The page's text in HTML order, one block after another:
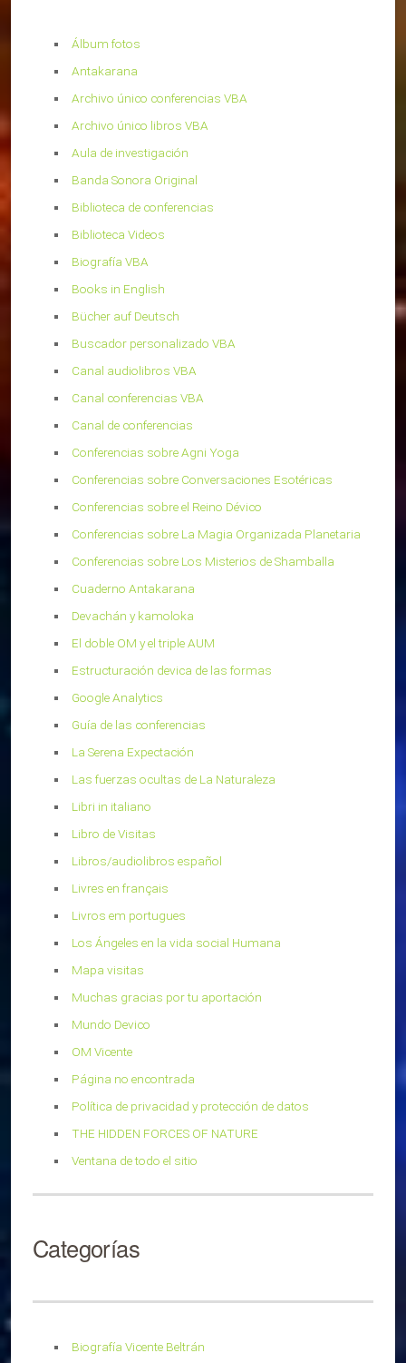
Álbum fotos
Antakarana
Archivo único conferencias VBA
Archivo único libros VBA
Aula de investigación
Banda Sonora Original
Biblioteca de conferencias
Biblioteca Videos
Biografía VBA
Books in English
Bücher auf Deutsch
Buscador personalizado VBA
Canal audiolibros VBA
Canal conferencias VBA
Canal de conferencias
Conferencias sobre Agni Yoga
Conferencias sobre Conversaciones Esotéricas
Conferencias sobre el Reino Dévico
Conferencias sobre La Magia Organizada Planetaria
Conferencias sobre Los Misterios de Shamballa
Cuaderno Antakarana
Devachán y kamoloka
El doble OM y el triple AUM
Estructuración devica de las formas
Google Analytics
Guía de las conferencias
La Serena Expectación
Las fuerzas ocultas de La Naturaleza
Libri in italiano
Libro de Visitas
Libros/audiolibros español
Livres en français
Livros em portugues
Los Ángeles en la vida social Humana
Mapa visitas
Muchas gracias por tu aportación
Mundo Devico
OM Vicente
Página no encontrada
Política de privacidad y protección de datos
THE HIDDEN FORCES OF NATURE
Ventana de todo el sitio
Categorías
Biografía Vicente Beltrán